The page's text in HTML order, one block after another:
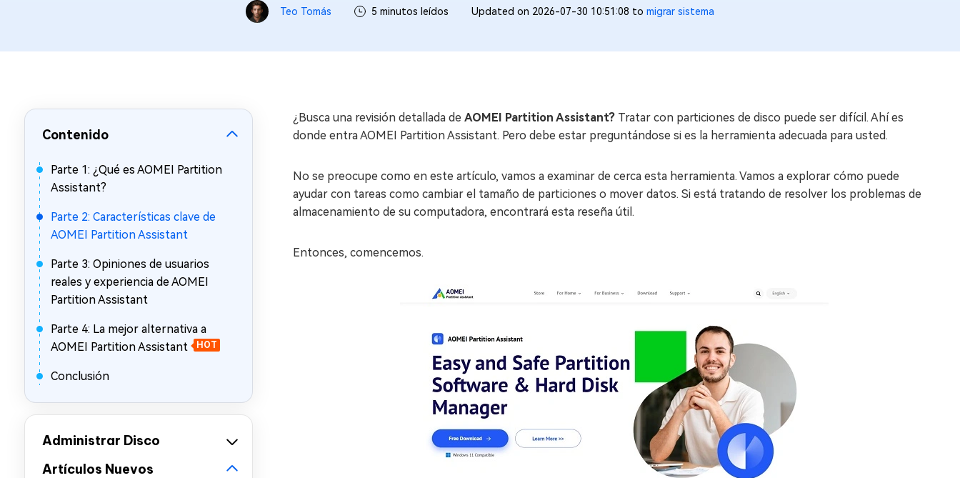
Teo Tomás 5 minutos leídos Updated on 2026-07-30 10:51:08 to migrar sistema
Contenido
Parte 1: ¿Qué es AOMEI Partition
Assistant?
Parte 2: Características clave de
AOMEI Partition Assistant
Parte 3: Opiniones de usuarios
reales y experiencia de AOMEI
Partition Assistant
Parte 4: La mejor alternativa a
AOMEI Partition Assistant
HOT
Conclusión
Administrar Disco
Artículos Nuevos
¿Busca una revisión detallada de AOMEI Partition Assistant? Tratar con particiones de disco puede ser difícil. Ahí es
donde entra AOMEI Partition Assistant. Pero debe estar preguntándose si es la herramienta adecuada para usted.
No se preocupe como en este artículo, vamos a examinar de cerca esta herramienta. Vamos a explorar cómo puede
ayudar con tareas como cambiar el tamaño de particiones o mover datos. Si está tratando de resolver los problemas de
almacenamiento de su computadora, encontrará esta reseña útil.
Entonces, comencemos.